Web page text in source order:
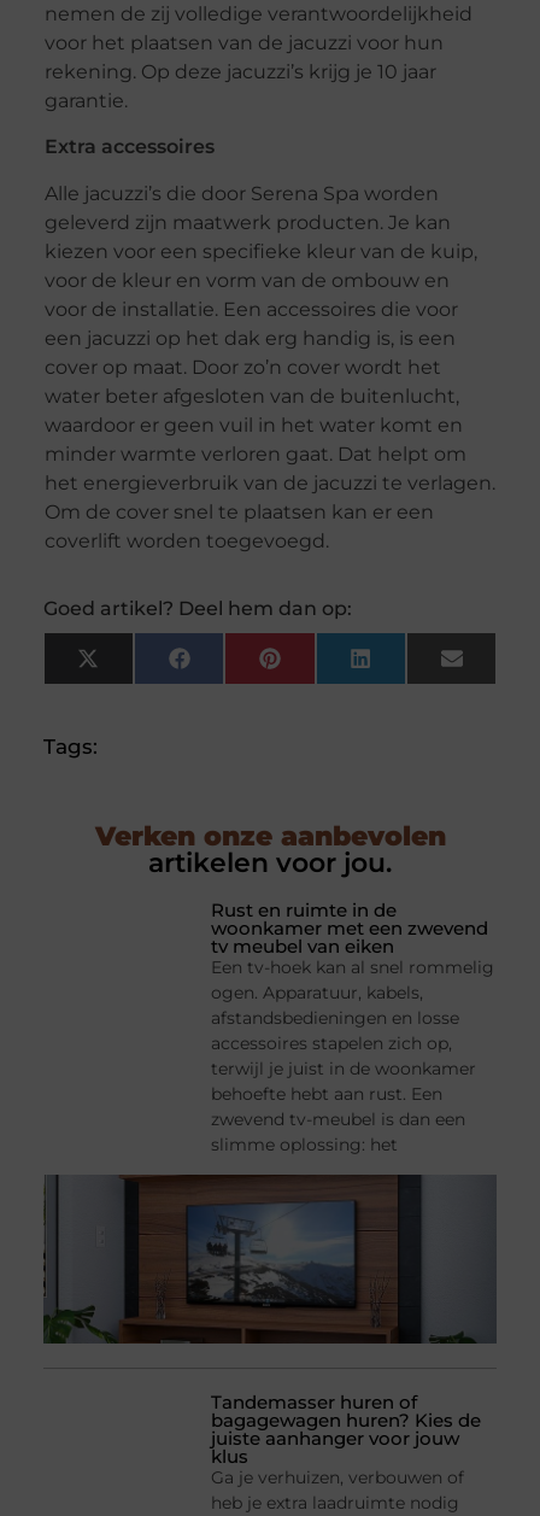
nemen de zij volledige verantwoordelijkheid
voor het plaatsen van de jacuzzi voor hun
rekening. Op deze jacuzzi’s krijg je 10 jaar
garantie.
Extra accessoires
Alle jacuzzi’s die door Serena Spa worden
geleverd zijn maatwerk producten. Je kan
kiezen voor een specifieke kleur van de kuip,
voor de kleur en vorm van de ombouw en
voor de installatie. Een accessoires die voor
een jacuzzi op het dak erg handig is, is een
cover op maat. Door zo’n cover wordt het
water beter afgesloten van de buitenlucht,
waardoor er geen vuil in het water komt en
minder warmte verloren gaat. Dat helpt om
het energieverbruik van de jacuzzi te verlagen.
Om de cover snel te plaatsen kan er een
coverlift worden toegevoegd.
Goed artikel? Deel hem dan op:
X
(Twitter)
FacebookPinterestLinkedInEmail
Tags:
Verken onze aanbevolen
artikelen voor jou.
Rust en ruimte in de
woonkamer met een zwevend
tv meubel van eiken
Een tv-hoek kan al snel rommelig
ogen. Apparatuur, kabels,
afstandsbedieningen en losse
accessoires stapelen zich op,
terwijl je juist in de woonkamer
behoefte hebt aan rust. Een
zwevend tv-meubel is dan een
slimme oplossing: het
Tandemasser huren of
bagagewagen huren? Kies de
juiste aanhanger voor jouw
klus
Ga je verhuizen, verbouwen of
heb je extra laadruimte nodig